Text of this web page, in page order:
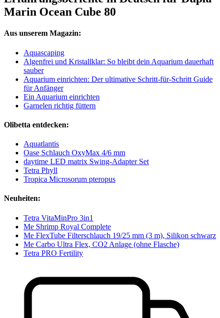
Marin Ocean Cube 80
Aus unserem Magazin:
Aquascaping
Algenfrei und Kristallklar: So bleibt dein Aquarium dauerhaft
sauber
Aquarium einrichten: Der ultimative Schritt-für-Schritt Guide
für Anfänger
Ein Aquarium einrichten
Garnelen richtig füttern
Olibetta entdecken:
Aquatlantis
Oase Schlauch OxyMax 4/6 mm
daytime LED matrix Swing-Adapter Set
Tetra Phyll
Tropica Microsorum pteropus
Neuheiten:
Tetra VitaMinPro 3in1
Me Shrimp Royal Complete
Me FlexTube Filterschlauch 19/25 mm (3 m), Silikon schwarz
Me Carbo Ultra Flex, CO2 Anlage (ohne Flasche)
Tetra PRO Fertility